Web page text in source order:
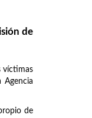
de
víctimas
Agencia
de